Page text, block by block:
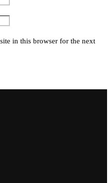
in this browser for the next